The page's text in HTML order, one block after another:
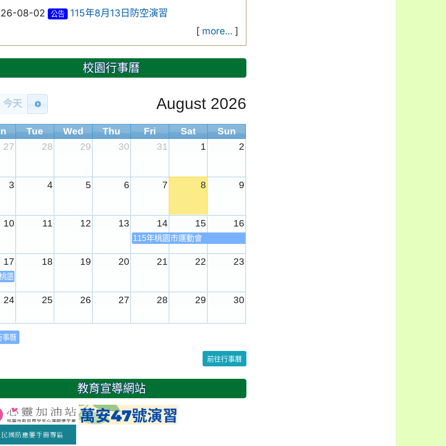
08-02 公告
115年8月13日防空演習
[ more... ]
校園行事曆
今天 August 2026
Tue Wed Thu Fri Sat
Sun
27
28 29 30 31 1 2
3 4 5 6 7 8 9
10 11 12 13 14 15 16
115年桃園市運動會
17 18 19 20 21 22 23
園市運動會
24 25 26 27 28 29 30
31
事曆
前往行事曆
教育宣導網站